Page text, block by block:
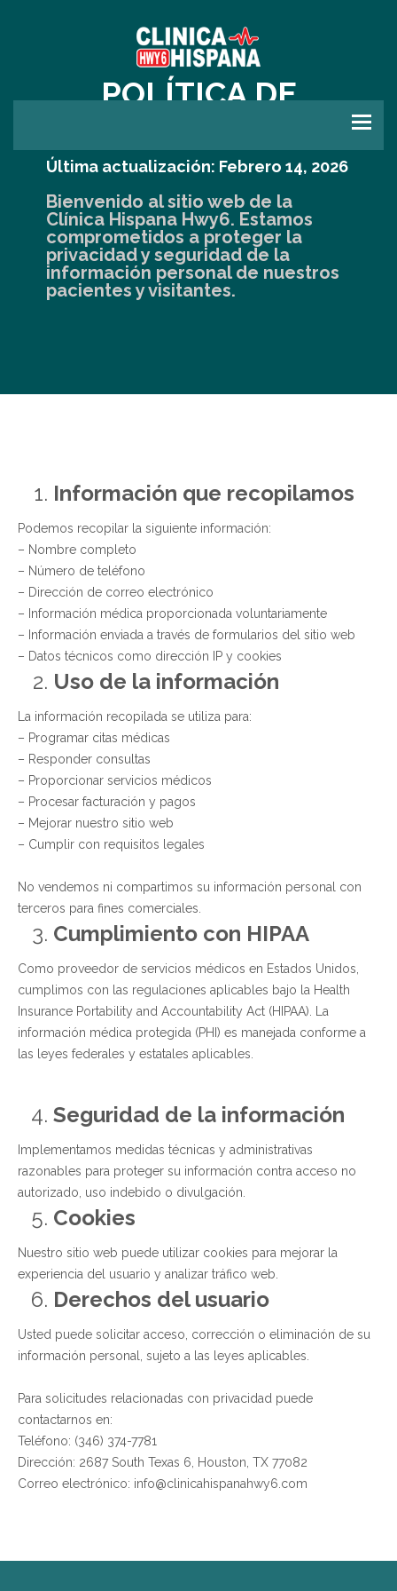
POLÍTICA DE
Última actualización: Febrero 14, 2026
Bienvenido al sitio web de la
Clínica Hispana Hwy6. Estamos
comprometidos a proteger la
privacidad y seguridad de la
información personal de nuestros
pacientes y visitantes.
Información que recopilamos
Podemos recopilar la siguiente información:
– Nombre completo
– Número de teléfono
– Dirección de correo electrónico
– Información médica proporcionada voluntariamente
– Información enviada a través de formularios del sitio web
– Datos técnicos como dirección IP y cookies
Uso de la información
La información recopilada se utiliza para:
– Programar citas médicas
– Responder consultas
– Proporcionar servicios médicos
– Procesar facturación y pagos
– Mejorar nuestro sitio web
– Cumplir con requisitos legales
No vendemos ni compartimos su información personal con
terceros para fines comerciales.
Cumplimiento con HIPAA
Como proveedor de servicios médicos en Estados Unidos,
cumplimos con las regulaciones aplicables bajo la Health
Insurance Portability and Accountability Act (HIPAA). La
información médica protegida (PHI) es manejada conforme a
las leyes federales y estatales aplicables.
Seguridad de la información
Implementamos medidas técnicas y administrativas
razonables para proteger su información contra acceso no
autorizado, uso indebido o divulgación.
Cookies
Nuestro sitio web puede utilizar cookies para mejorar la
experiencia del usuario y analizar tráfico web.
Derechos del usuario
Usted puede solicitar acceso, corrección o eliminación de su
información personal, sujeto a las leyes aplicables.
Para solicitudes relacionadas con privacidad puede
contactarnos en:
Teléfono: (346) 374-7781
Dirección: 2687 South Texas 6, Houston, TX 77082
Correo electrónico: info@clinicahispanahwy6.com